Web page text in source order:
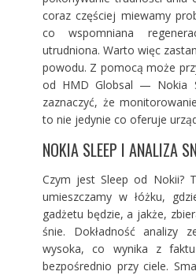
coraz częściej miewamy
co wspomniana
utrudniona. Warto więc
powodu. Z pomocą może
od HMD Globsal — Nokia
zaznaczyć, że
to nie jedynie co oferuje
NOKIA SLEEP I ANALIZA
Czym jest Sleep od Nokii?
umieszczamy w łóżku,
gadżetu będzie, a jakże,
śnie. Dokładność analizy
wysoka, co wynika z faktu
bezpośrednio przy ciele.